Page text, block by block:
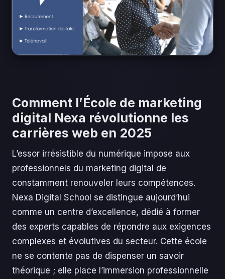
Comment l’École de marketing
digital Nexa révolutionne les
carrières web en 2025
L’essor irrésistible du numérique impose aux
professionnels du marketing digital de
constamment renouveler leurs compétences.
Nexa Digital School se distingue aujourd’hui
comme un centre d’excellence, dédié à former
des experts capables de répondre aux exigences
complexes et évolutives du secteur. Cette école
ne se contente pas de dispenser un savoir
théorique ; elle place l’immersion professionnelle